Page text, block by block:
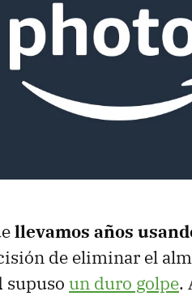
llevamos años
de eliminar el
supuso un duro golpe.